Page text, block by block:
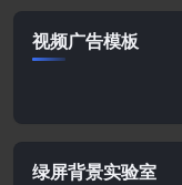
视频广告模板
绿屏背景实验室